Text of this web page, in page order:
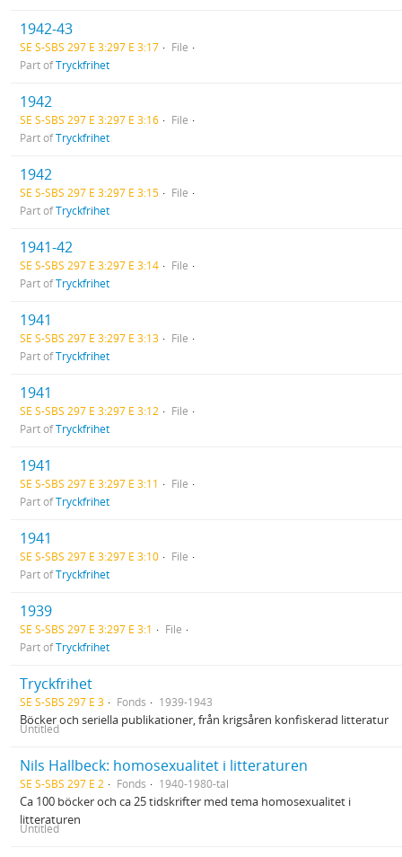
1942-43
SE S-SBS 297 E 3:297 E 3:17
File
Part ofTryckfrihet
1942
SE S-SBS 297 E 3:297 E 3:16
File
Part ofTryckfrihet
1942
SE S-SBS 297 E 3:297 E 3:15
File
Part ofTryckfrihet
1941-42
SE S-SBS 297 E 3:297 E 3:14
File
Part ofTryckfrihet
1941
SE S-SBS 297 E 3:297 E 3:13
File
Part ofTryckfrihet
1941
SE S-SBS 297 E 3:297 E 3:12
File
Part ofTryckfrihet
1941
SE S-SBS 297 E 3:297 E 3:11
File
Part ofTryckfrihet
1941
SE S-SBS 297 E 3:297 E 3:10
File
Part ofTryckfrihet
1939
SE S-SBS 297 E 3:297 E 3:1
File
Part ofTryckfrihet
Tryckfrihet
SE S-SBS 297 E 3 Fonds 1939-1943
Böcker och seriella publikationer, från krigsåren konfiskerad litteratur
Untitled
Nils Hallbeck: homosexualitet i litteraturen
SE S-SBS 297 E 2 Fonds 1940-1980-tal
Ca 100 böcker och ca 25 tidskrifter med tema homosexualitet i
litteraturen
Untitled